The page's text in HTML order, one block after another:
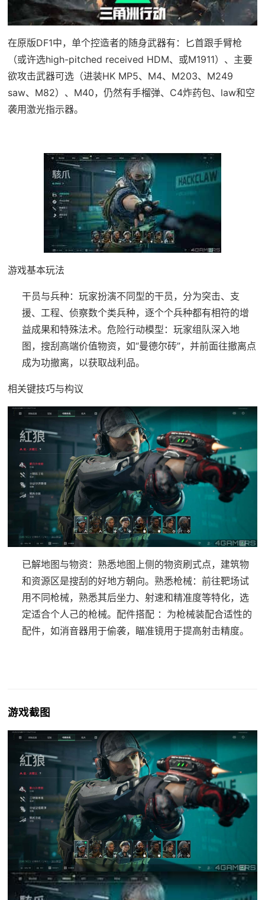
在原版DF1中，单个控造者的随身武器有：匕首跟手臂枪
（或许选high-pitched received HDM、或M1911）、主要
欲攻击武器可选（进装HK MP5、M4、M203、M249
saw、M82）、M40，仍然有手榴弹、C4炸药包、law和空
袭用激光指示器。
游戏基本玩法
干员与兵种 ：玩家扮演不同型的干员，分为突击、支
援、工程、侦察数个类兵种，逐个个兵种都有相符的增
益成果和特殊法术。 危险行动模型 ：玩家组队深入地
图，搜刮高端价值物资，如“曼德尔砖”，并前面往撤离点
成为功撤离，以获取战利品。
相关键技巧与构议
已解地图与物资 ：熟悉地图上侧的物资刷式点，建筑物
和资源区是搜刮的好地方朝向。 熟悉枪械：前往靶场试
用不同枪械，熟悉其后坐力、射速和精准度等特化，选
定适合个人己的枪械。 配件搭配 ：为枪械装配合适性的
配件，如消音器用于偷袭，瞄准镜用于提高射击精度。
游戏截图